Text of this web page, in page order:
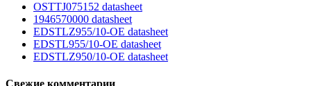
OSTTJ075152 datasheet
1946570000 datasheet
EDSTLZ955/10-OE datasheet
EDSTL955/10-OE datasheet
EDSTLZ950/10-OE datasheet